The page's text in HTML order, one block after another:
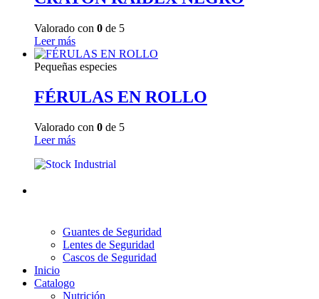
Valorado con 0 de 5
Leer más
Pequeñas especies
FÉRULAS EN ROLLO
Valorado con 0 de 5
Leer más
Guantes de Seguridad
Lentes de Seguridad
Cascos de Seguridad
Inicio
Catalogo
Nutrición